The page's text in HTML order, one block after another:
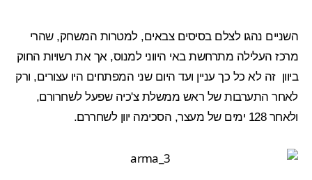
השניים נהגו לצלם בסיסים צבאים, למטרות המשחק, שהרי
מרכז העלילה מתרחשת באי היווני למנוס, אך את רשויות החוק
ביוון זה לא כל כך עניין ועד היום שני המפתחים היו עצורים, ורק
לאחר התערבות של ראש ממשלת צ'כיה שפעל לשחרורם,
ולאחר 128 ימים של מעצר, הסכימה יוון לשחררם.